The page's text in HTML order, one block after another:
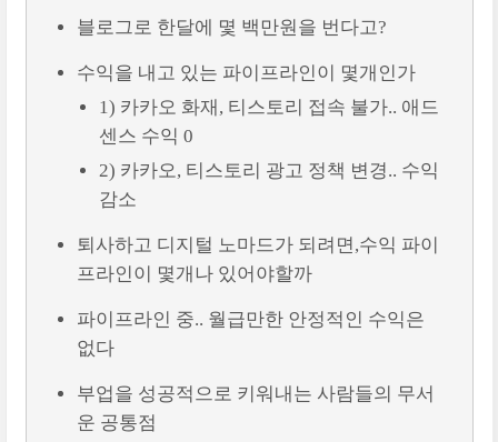
블로그로 한달에 몇 백만원을 번다고?
수익을 내고 있는 파이프라인이 몇개인가
1) 카카오 화재, 티스토리 접속 불가.. 애드
센스 수익 0
2) 카카오, 티스토리 광고 정책 변경.. 수익
감소
퇴사하고 디지털 노마드가 되려면,수익 파이
프라인이 몇개나 있어야할까
파이프라인 중.. 월급만한 안정적인 수익은
없다
부업을 성공적으로 키워내는 사람들의 무서
운 공통점